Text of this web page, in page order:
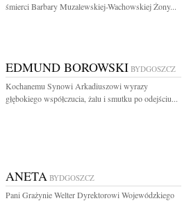
śmierci Barbary Muzalewskiej-Wachowskiej Żony...
EDMUND BOROWSKI BYDGOSZCZ
Kochanemu Synowi Arkadiuszowi wyrazy
głębokiego współczucia, żalu i smutku po odejściu...
ANETA BYDGOSZCZ
Pani Grażynie Welter Dyrektorowi Wojewódzkiego